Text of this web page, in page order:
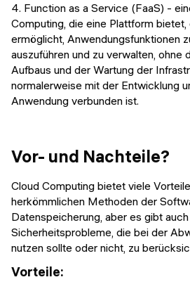
4. Function as a Service (FaaS) -
Computing, die eine Plattform
ermöglicht, Anwendungsfunktionen
auszuführen und zu verwalten, ohne
Aufbaus und der Wartung der
normalerweise mit der Entwicklung
Anwendung verbunden ist.
Vor- und Nachteile?
Cloud Computing bietet viele
herkömmlichen Methoden der
Datenspeicherung, aber es gibt
Sicherheitsprobleme, die bei der
nutzen sollte oder nicht, zu
Vorteile: